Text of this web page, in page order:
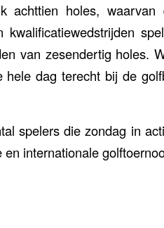
achttien holes, waarvan
van zesendertig holes.
dag terecht bij de
spelers die zondag in
internationale